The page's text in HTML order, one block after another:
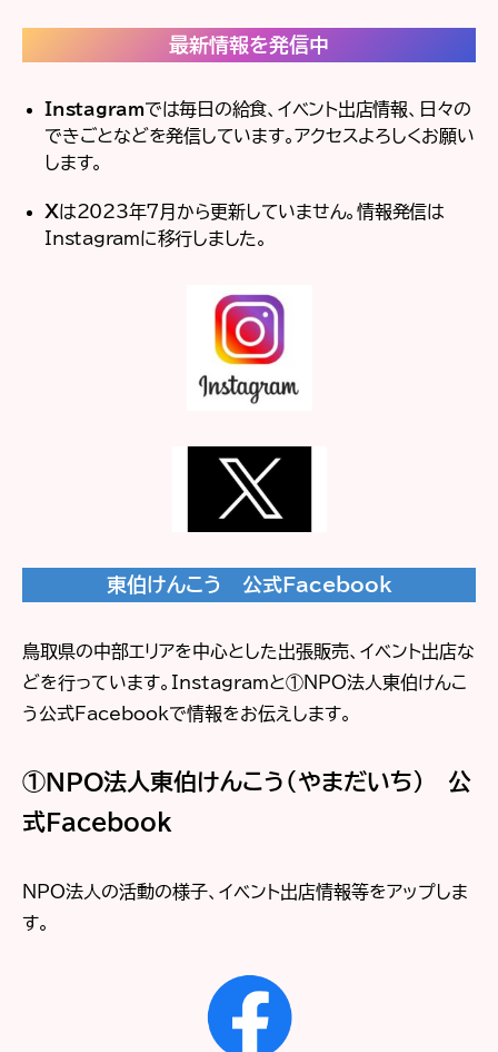
最新情報を発信中
Instagramでは毎日の給食、イベント出店情報、日々の
できごとなどを発信しています。アクセスよろしくお願い
します。
Xは2023年7月から更新していません。情報発信は
Instagramに移行しました。
東伯けんこう 公式Facebook
鳥取県の中部エリアを中心とした出張販売、イベント出店な
どを行っています。Instagramと①NPO法人東伯けんこ
う公式Facebookで情報をお伝えします。
①NPO法人東伯けんこう（やまだいち） 公
式Facebook
NPO法人の活動の様子、イベント出店情報等をアップしま
す。